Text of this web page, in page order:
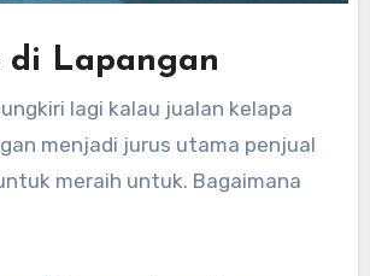
di Lapangan
lagi kalau jualan kelapa
menjadi jurus utama penjual
meraih untuk. Bagaimana